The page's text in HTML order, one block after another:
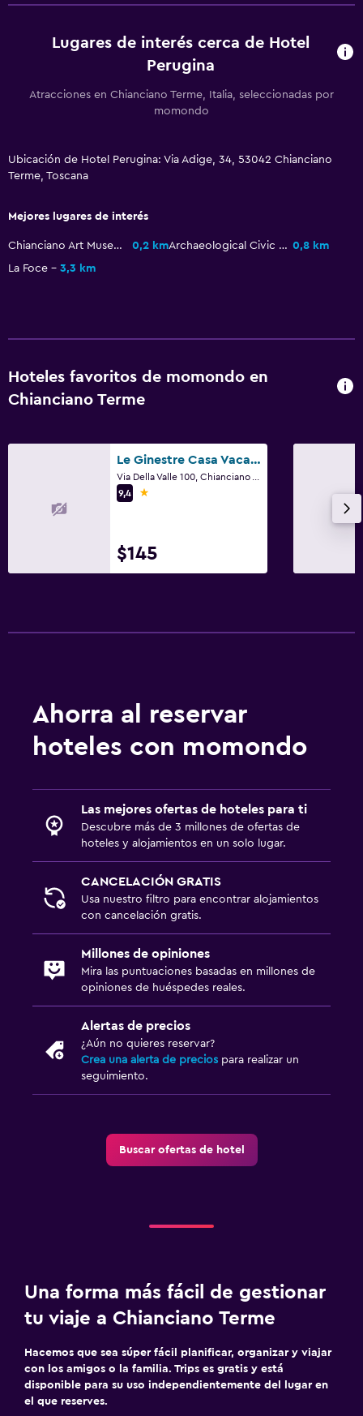
Lugares de interés cerca de Hotel
Perugina
Atracciones en Chianciano Terme, Italia, seleccionadas por
momondo
Ubicación de Hotel Perugina: Via Adige, 34, 53042 Chianciano
Terme, Toscana
Mejores lugares de interés
Chianciano Art Museum 0,2 km Archaeological Civic Museum 0,8 km
La Foce
3,3 km
Hoteles favoritos de momondo en
Chianciano Terme
Le Ginestre Casa Vacanze
9,4
1 estrella
$145
Ahorra al reservar
hoteles con momondo
Las mejores ofertas de hoteles para ti
Descubre más de 3 millones de ofertas de
hoteles y alojamientos en un solo lugar.
CANCELACIÓN GRATIS
Usa nuestro filtro para encontrar alojamientos
con cancelación gratis.
Millones de opiniones
Mira las puntuaciones basadas en millones de
opiniones de huéspedes reales.
Alertas de precios
¿Aún no quieres reservar?
Crea una alerta de precios para realizar un
seguimiento.
Buscar ofertas de hotel
Una forma más fácil de gestionar
tu viaje a Chianciano Terme
Hacemos que sea súper fácil planificar, organizar y viajar
con los amigos o la familia. Trips es gratis y está
disponible para su uso independientemente del lugar en
el que reserves.